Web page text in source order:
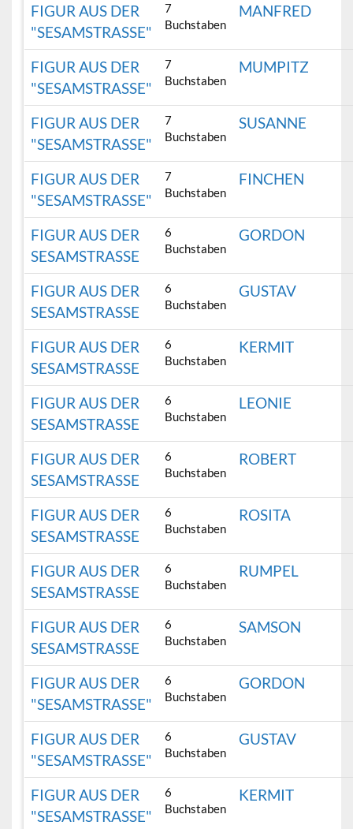
FIGUR AUS DER
"SESAMSTRASSE"
7
Buchstaben
MANFRED
FIGUR AUS DER
"SESAMSTRASSE"
7
Buchstaben
MUMPITZ
FIGUR AUS DER
"SESAMSTRASSE"
7
Buchstaben
SUSANNE
FIGUR AUS DER
"SESAMSTRASSE"
7
Buchstaben
FINCHEN
FIGUR AUS DER
SESAMSTRASSE
6
Buchstaben
GORDON
FIGUR AUS DER
SESAMSTRASSE
6
Buchstaben
GUSTAV
FIGUR AUS DER
SESAMSTRASSE
6
Buchstaben
KERMIT
FIGUR AUS DER
SESAMSTRASSE
6
Buchstaben
LEONIE
FIGUR AUS DER
SESAMSTRASSE
6
Buchstaben
ROBERT
FIGUR AUS DER
SESAMSTRASSE
6
Buchstaben
ROSITA
FIGUR AUS DER
SESAMSTRASSE
6
Buchstaben
RUMPEL
FIGUR AUS DER
SESAMSTRASSE
6
Buchstaben
SAMSON
FIGUR AUS DER
"SESAMSTRASSE"
6
Buchstaben
GORDON
FIGUR AUS DER
"SESAMSTRASSE"
6
Buchstaben
GUSTAV
FIGUR AUS DER
"SESAMSTRASSE"
6
Buchstaben
KERMIT